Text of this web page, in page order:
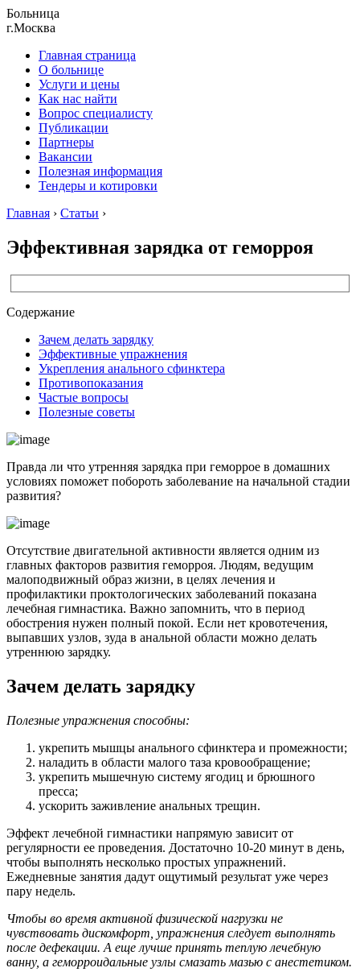
Больница
г.Москва
Главная страница
О больнице
Услуги и цены
Как нас найти
Вопрос специалисту
Публикации
Партнеры
Вакансии
Полезная информация
Тендеры и котировки
Главная › Статьи ›
Эффективная зарядка от геморроя
Содержание
Зачем делать зарядку
Эффективные упражнения
Укрепления анального сфинктера
Противопоказания
Частые вопросы
Полезные советы
Правда ли что утренняя зарядка при геморрое в домашних
условиях поможет побороть заболевание на начальной стадии
развития?
Отсутствие двигательной активности является одним из
главных факторов развития геморроя. Людям, ведущим
малоподвижный образ жизни, в целях лечения и
профилактики проктологических заболеваний показана
лечебная гимнастика. Важно запомнить, что в период
обострения нужен полный покой. Если нет кровотечения,
выпавших узлов, зуда в анальной области можно делать
утреннюю зарядку.
Зачем делать зарядку
Полезные упражнения способны:
укрепить мышцы анального сфинктера и промежности;
наладить в области малого таза кровообращение;
укрепить мышечную систему ягодиц и брюшного
пресса;
ускорить заживление анальных трещин.
Эффект лечебной гимнастики напрямую зависит от
регулярности ее проведения. Достаточно 10-20 минут в день,
чтобы выполнять несколько простых упражнений.
Ежедневные занятия дадут ощутимый результат уже через
пару недель.
Чтобы во время активной физической нагрузки не
чувствовать дискомфорт, упражнения следует выполнять
после дефекации. А еще лучше принять теплую лечебную
ванну, а геморроидальные узлы смазать мазью с анестетиком.